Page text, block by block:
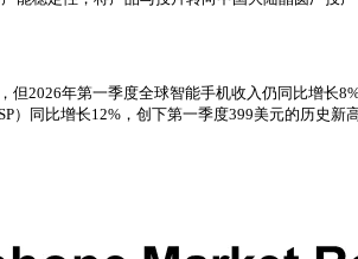
但2026年第一季度全球智能手机收入仍同比增
同比增长12%，创下第一季度399美元的历史新高